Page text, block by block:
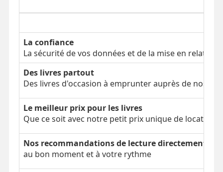
La confiance
La sécurité de vos données et de la mise en relation
Des livres partout
Des livres d'occasion à emprunter auprès de nos
Le meilleur prix pour les livres
Que ce soit avec notre petit prix unique de location
Nos recommandations de lecture directement
au bon moment et à votre rythme